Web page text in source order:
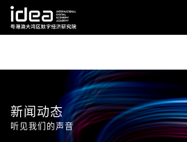
新闻动态
听见我们的声音